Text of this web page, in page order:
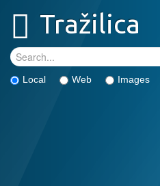
Tražilica
Local Web Images